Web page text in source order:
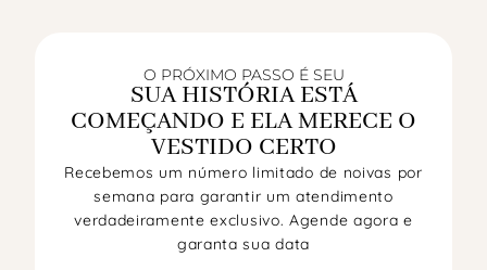
O PRÓXIMO PASSO É SEU
SUA HISTÓRIA ESTÁ
COMEÇANDO E ELA MERECE O
VESTIDO CERTO
Recebemos um número limitado de noivas por
semana para garantir um atendimento
verdadeiramente exclusivo. Agende agora e
garanta sua data